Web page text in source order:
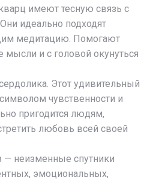
имеют тесную связь с
идеально подходят
медитацию. Помогают
мысли и с головой окунуться
Этот удивительный
чувственности и
пригодится людям,
любовь всей своей
— неизменные спутники
эмоциональных,